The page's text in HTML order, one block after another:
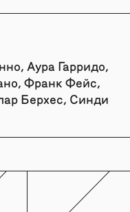
Аура Гарридо,
Франк Фейс,
Берхес, Синди